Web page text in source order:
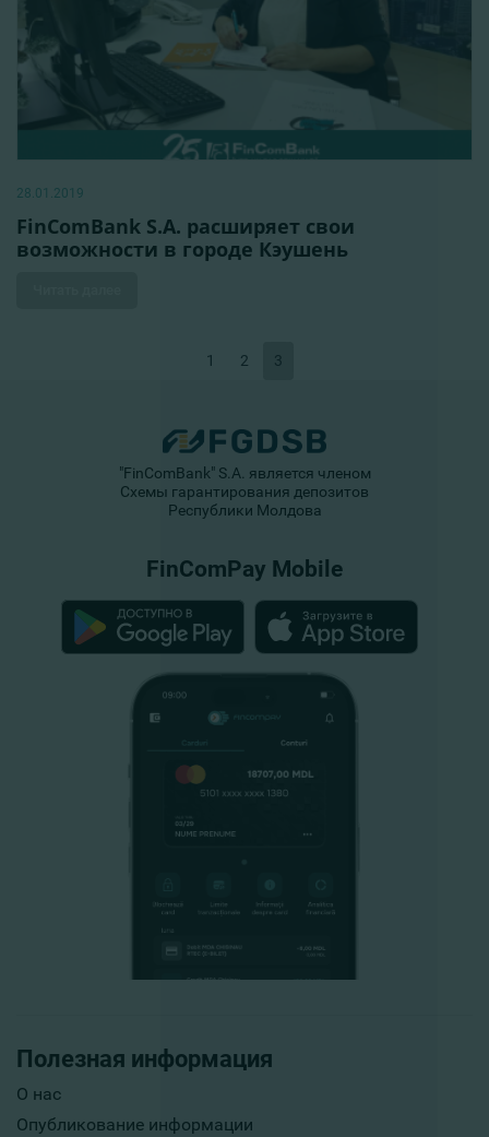
28.01.2019
FinComBank S.A. расширяет свои
возможности в городе Кэушень
1 2 3
Полезная информация
О нас
Опубликование информации
"FinComBank" S.A. является членом
Схемы гарантирования депозитов
Республики Молдова
FinComPay Mobile